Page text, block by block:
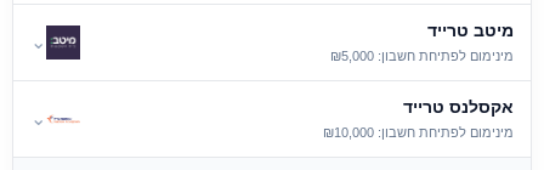
מיטב טרייד
מינימום לפתיחת חשבון: ₪5,000
⌄
אקסלנס טרייד
מינימום לפתיחת חשבון: ₪10,000
⌄